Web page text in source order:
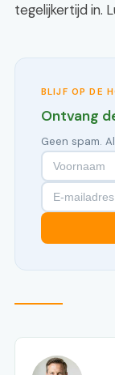
tegelijkertijd in.
BLIJF OP DE
Ontvang
Geen spam.